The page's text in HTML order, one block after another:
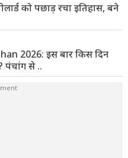
को पछाड़ रचा इतिहास, बने
2026: इस बार किस दिन
पंचांग से ..